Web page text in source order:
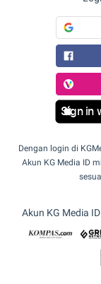
Sign in
Dengan login di
Akun KG Media ID
Akun KG Media